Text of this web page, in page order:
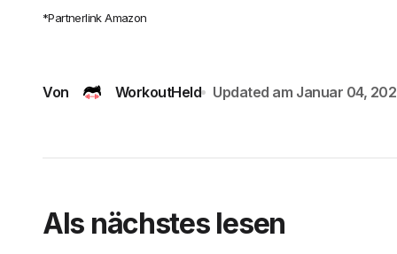
*Partnerlink Amazon
Von WorkoutHeld Updated am Januar 04,
Als nächstes lesen